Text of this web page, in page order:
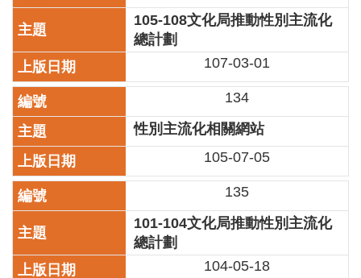
讀
專
廉
政
平
臺
專
區
常
見
問
105-108文化局推動性別主流化
總計劃
107-03-01
134
性別主流化相關網站
105-07-05
135
101-104文化局推動性別主流化
總計劃
104-05-18